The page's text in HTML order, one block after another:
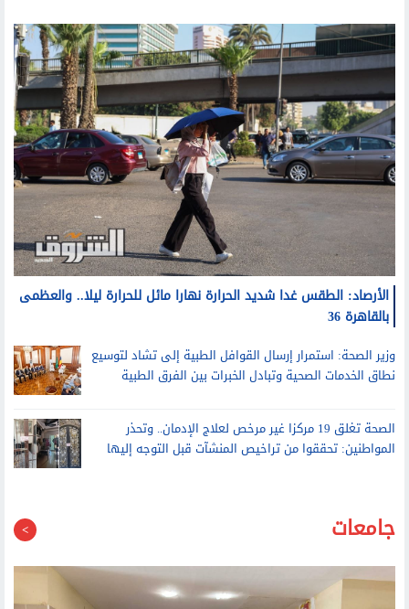
الأرصاد: الطقس غدا شديد الحرارة نهارا مائل للحرارة ليلا.. والعظمى
بالقاهرة 36
وزير الصحة: استمرار إرسال القوافل الطبية إلى تشاد لتوسيع
نطاق الخدمات الصحية وتبادل الخبرات بين الفرق الطبية
الصحة تغلق 19 مركزا غير مرخص لعلاج الإدمان.. وتحذر
المواطنين: تحققوا من تراخيص المنشآت قبل التوجه إليها
جامعات